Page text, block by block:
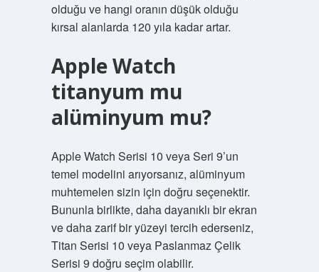
olduğu ve hangi oranın düşük olduğu
kırsal alanlarda 120 yıla kadar artar.
Apple Watch
titanyum mu
alüminyum mu?
Apple Watch Serisi 10 veya Seri 9’un
temel modelini arıyorsanız, alüminyum
muhtemelen sizin için doğru seçenektir.
Bununla birlikte, daha dayanıklı bir ekran
ve daha zarif bir yüzeyi tercih ederseniz,
Titan Serisi 10 veya Paslanmaz Çelik
Serisi 9 doğru seçim olabilir.